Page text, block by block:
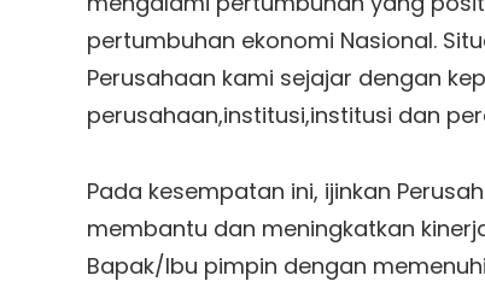
pertumbuhan ekonomi Nasional.
Perusahaan kami sejajar dengan
perusahaan,institusi,institusi dan
Pada kesempatan ini, ijinkan
membantu dan meningkatkan
Bapak/Ibu pimpin dengan